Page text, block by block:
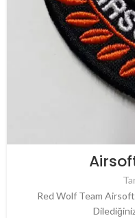
Red Wolf Team Airsoft